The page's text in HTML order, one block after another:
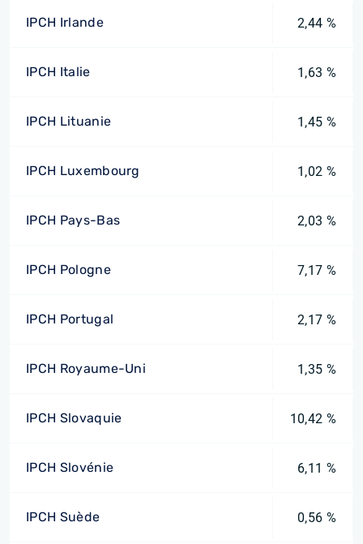
IPCH Irlande 2,44 %
IPCH Italie 1,63 %
IPCH Lituanie 1,45 %
IPCH Luxembourg 1,02 %
IPCH Pays-Bas 2,03 %
IPCH Pologne 7,17 %
IPCH Portugal 2,17 %
IPCH Royaume-Uni 1,35 %
IPCH Slovaquie 10,42 %
IPCH Slovénie 6,11 %
IPCH Suède 0,56 %